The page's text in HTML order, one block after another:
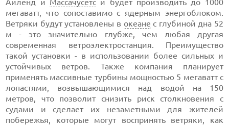
Айленд и Массачусетси будет производить до 1000
мегаватт, что сопоставимо с ядерным энергоблоком.
Ветряки будут установлены в океане с глубиной дна 52
м - это значительно глубже, чем любая другая
современная ветроэлектростанция. Преимущество
такой установки - в использовании более сильных и
устойчивых ветров. Также компания планирует
применять массивные турбины мощностью 5 мегаватт с
лопастями, возвышающимися над водой на 150
метров, что позволит снизить риск столкновения с
судами и сделает их незаметными для жителей
побережья, которые могут воспринять ветряки, как